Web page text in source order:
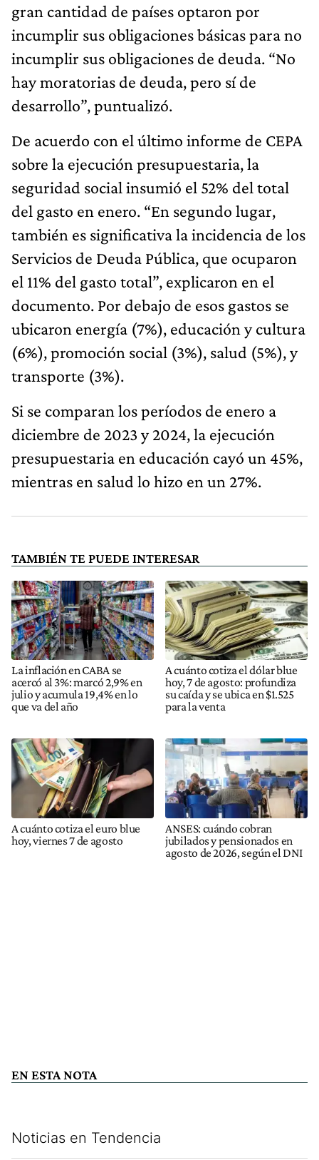
gran cantidad de países optaron por
incumplir sus obligaciones básicas para no
incumplir sus obligaciones de deuda. “No
hay moratorias de deuda, pero sí de
desarrollo”, puntualizó.
De acuerdo con el último informe de CEPA
sobre la ejecución presupuestaria, la
seguridad social insumió el 52% del total
del gasto en enero. “En segundo lugar,
también es significativa la incidencia de los
Servicios de Deuda Pública, que ocuparon
el 11% del gasto total”, explicaron en el
documento. Por debajo de esos gastos se
ubicaron energía (7%), educación y cultura
(6%), promoción social (3%), salud (5%), y
transporte (3%).
Si se comparan los períodos de enero a
diciembre de 2023 y 2024, la ejecución
presupuestaria en educación cayó un 45%,
mientras en salud lo hizo en un 27%.
TAMBIÉN TE PUEDE INTERESAR
La inflación en CABA se
acercó al 3%: marcó 2,9% en
julio y acumula 19,4% en lo
que va del año
A cuánto cotiza el dólar blue
hoy, 7 de agosto: profundiza
su caída y se ubica en $1.525
para la venta
A cuánto cotiza el euro blue
hoy, viernes 7 de agosto
ANSES: cuándo cobran
jubilados y pensionados en
agosto de 2026, según el DNI
EN ESTA NOTA
Noticias en Tendencia